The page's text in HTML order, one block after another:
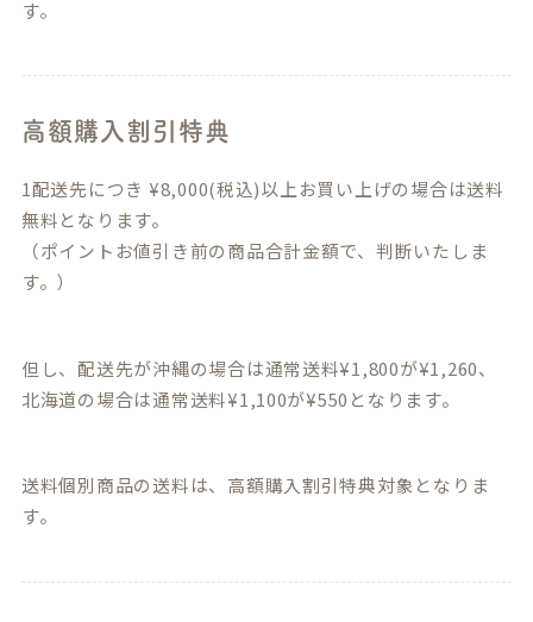
す。
高額購入割引特典
1配送先につき ¥8,000(税込)以上お買い上げの場合は送料
無料となります。
（ポイントお値引き前の商品合計金額で、判断いたしま
す。）
但し、配送先が沖縄の場合は通常送料¥1,800が¥1,260、
北海道の場合は通常送料¥1,100が¥550となります。
送料個別商品の送料は、高額購入割引特典対象となりま
す。